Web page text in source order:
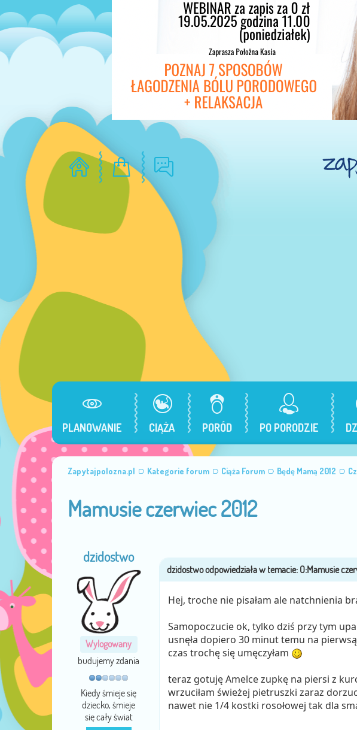
PLANOWANIE CIĄŻA PORÓD PO PORODZIE
Zapytajpolozna.pl Kategorie forum Ciąża Forum Będę Mamą 2012
Mamusie czerwiec 2012
dzidostwo
Wylogowany
budujemy zdania
Kiedy śmieje się
dziecko, śmieje
się cały świat
Hej, troche nie pisałam ale natchnienia
Samopoczucie ok, tylko dziś przy tym
usnęła dopiero 30 minut temu na
czas trochę się umęczyłam
teraz gotuję Amelce zupkę na piersi z
wrzuciłam świeżej pietruszki zaraz
nawet nie 1/4 kostki rosołowej tak dla